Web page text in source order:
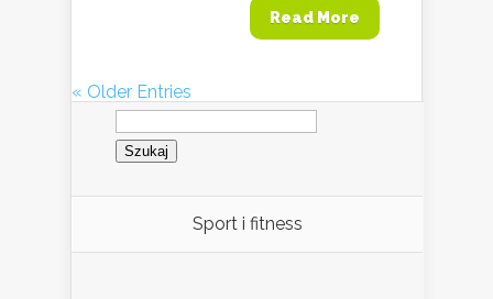
Read More
« Older Entries
Szukaj:
Sport i fitness